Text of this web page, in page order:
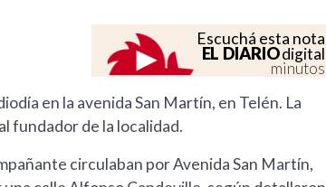
Escuchá esta nota
EL DIARIOdigital
minutos
en la avenida San Martín, en Telén. La
fundador de la localidad.
circulaban por Avenida San Martín,